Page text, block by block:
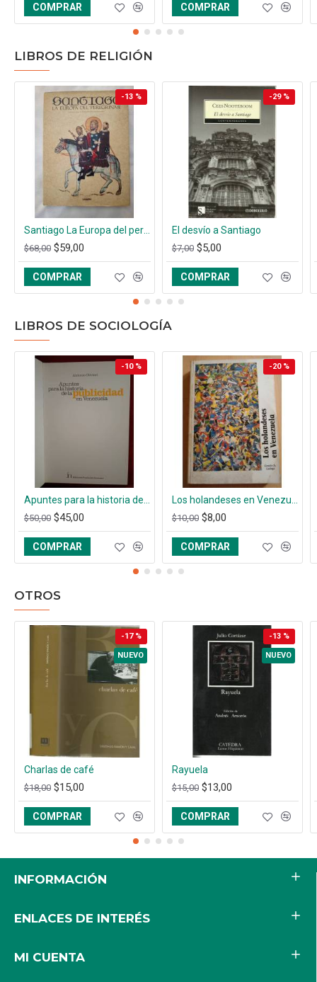
COMPRAR COMPRAR
LIBROS DE RELIGIÓN
-13 %
Santiago La Europa del peregrinaje
$68,00 $59,00
COMPRAR
-29 %
El desvío a Santiago
$7,00 $5,00
COMPRAR
LIBROS DE SOCIOLOGÍA
-10 %
Apuntes para la historia de la publicidad en Venezuela
$50,00 $45,00
COMPRAR
-20 %
Los holandeses en Venezuela De Nederlanders in Venezuela
$10,00 $8,00
COMPRAR
OTROS
NUEVO
-17 %
Charlas de café
$18,00 $15,00
COMPRAR
NUEVO
-13 %
Rayuela
$15,00 $13,00
COMPRAR
INFORMACIÓN
ENLACES DE INTERÉS
MI CUENTA